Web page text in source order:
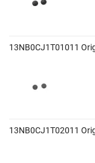
13NB0CJ1T01011
13NB0CJ1T02011